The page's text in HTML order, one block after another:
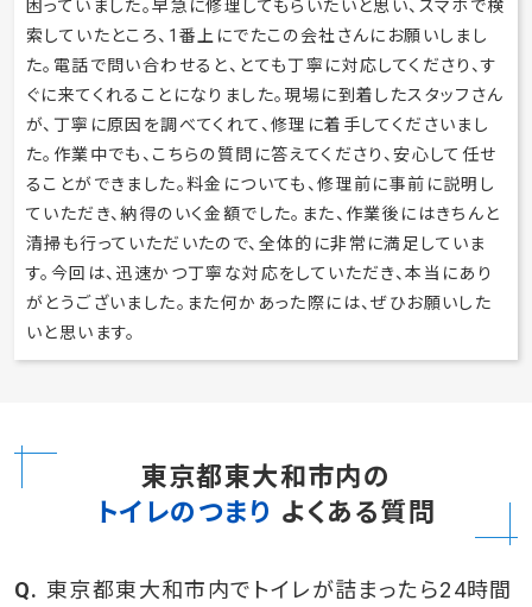
困っていました。早急に修理してもらいたいと思い、スマホで検
索していたところ、1番上にでたこの会社さんにお願いしまし
た。電話で問い合わせると、とても丁寧に対応してくださり、す
ぐに来てくれることになりました。現場に到着したスタッフさん
が、丁寧に原因を調べてくれて、修理に着手してくださいまし
た。作業中でも、こちらの質問に答えてくださり、安心して任せ
ることができました。料金についても、修理前に事前に説明し
ていただき、納得のいく金額でした。また、作業後にはきちんと
清掃も行っていただいたので、全体的に非常に満足していま
す。今回は、迅速かつ丁寧な対応をしていただき、本当にあり
がとうございました。また何かあった際には、ぜひお願いした
いと思います。
東京都東大和市内の
トイレのつまり よくある質問
東京都東大和市内でトイレが詰まったら24時間